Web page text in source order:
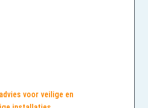
voor veilige en